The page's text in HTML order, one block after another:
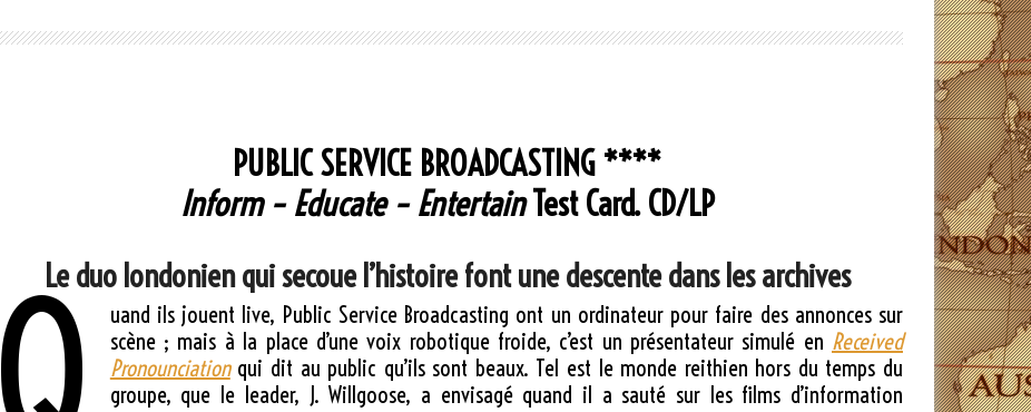
PUBLIC SERVICE BROADCASTING ****
Inform – Educate – EntertainTest Card. CD/LP
Le duo londonien qui secoue l’histoire font une descente dans les archives
uand ils jouent live, Public Service Broadcasting ont un ordinateur pour faire des annonces sur
scène ; mais à la place d’une voix robotique froide, c’est un présentateur simulé en Received
Pronounciationqui dit au public qu’ils sont beaux. Tel est le monde reithien hors du temps du
groupe, que le leader, J. Willgoose, a envisagé quand il a sauté sur les films d’information